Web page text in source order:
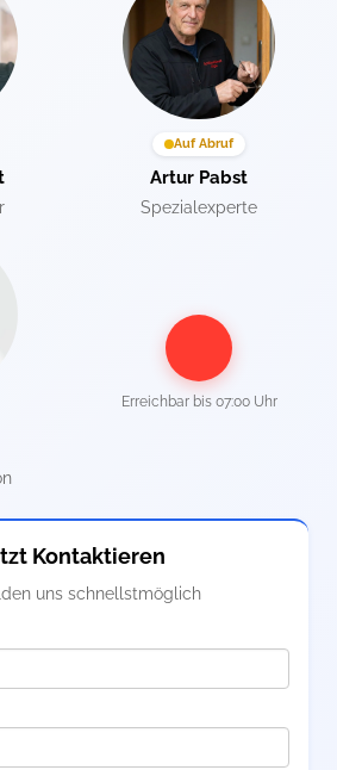
Auf Abruf
Artur Pabst
Spezialexperte
Erreichbar bis 07:00 Uhr
Kontaktieren
uns schnellstmöglich